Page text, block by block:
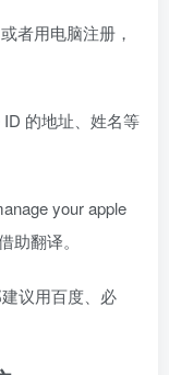
者用电脑注册，
的地址、姓名等
your apple
助翻译。
议用百度、必